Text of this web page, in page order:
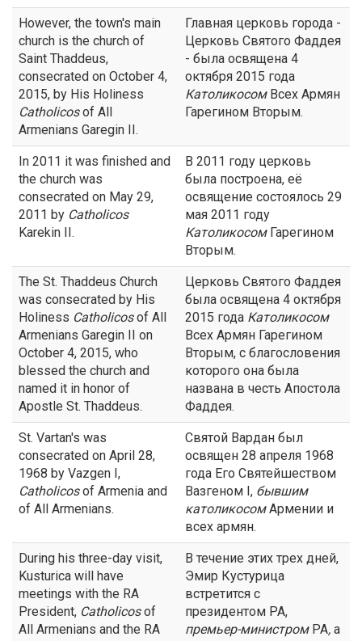
However, the town's main
church is the church of
Saint Thaddeus,
consecrated on October 4,
2015, by His Holiness
Catholicosof All
Armenians Garegin II.
Главная церковь города -
Церковь Святого Фаддея
- была освящена 4
октября 2015 года
КатоликосомВсех Армян
Гарегином Вторым.
In 2011 it was finished and
the church was
consecrated on May 29,
2011 by Catholicos
Karekin II.
В 2011 году церковь
была построена, её
освящение состоялось 29
мая 2011 году
КатоликосомГарегином
Вторым.
The St. Thaddeus Church
was consecrated by His
Holiness Catholicosof All
Armenians Garegin II on
October 4, 2015, who
blessed the church and
named it in honor of
Apostle St. Thaddeus.
Церковь Святого Фаддея
была освящена 4 октября
2015 года Католикосом
Всех Армян Гарегином
Вторым, с благословения
которого она была
названа в честь Апостола
Фаддея.
St. Vartan's was
consecrated on April 28,
1968 by Vazgen I,
Catholicosof Armenia and
of All Armenians.
Святой Вардан был
освящен 28 апреля 1968
года Его Святейшеством
Вазгеном I, бывшим
католикосомАрмении и
всех армян.
During his three-day visit,
Kusturica will have
meetings with the RA
President, Catholicosof
All Armenians and the RA
В течение этих трех дней,
Эмир Кустурица
встретится с
президентом РА,
премьер-министромРА, а